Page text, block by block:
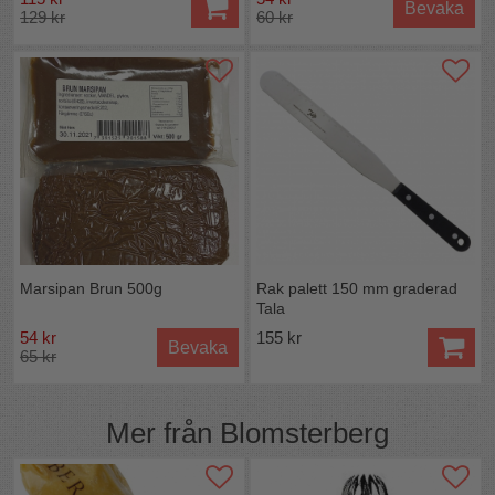
129 kr
60 kr
Bevaka
Marsipan Brun 500g
54 kr
65 kr
Bevaka
Rak palett 150 mm graderad
Tala
155 kr
Mer från Blomsterberg